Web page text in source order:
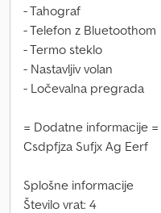
- Tahograf
- Telefon z Bluetoothom
- Termo steklo
- Nastavljiv volan
- Ločevalna pregrada
= Dodatne informacije =
Csdpfjza Sufjx Ag Eerf
Splošne informacije
Število vrat: 4